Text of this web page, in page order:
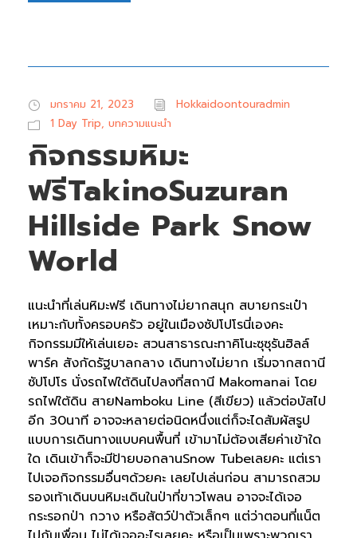
มกราคม 21, 2023
Hokkaidoontouradmin
1 Day Trip, บทความแนะนำ
กิจกรรมหิมะ
ฟรีTakinoSuzuran
Hillside Park Snow
World
แนะนำที่เล่นหิมะฟรี เดินทางไม่ยากสนุก สบายกระเป๋า
เหมาะกับทั้งครอบครัว อยู่ในเมืองซัปโปโรนี่เองคะ
กิจกรรมมีให้เล่นเยอะ สวนสาธารณะทาคิโนะซุซุรันฮิลล์
พาร์ค สังกัดรัฐบาลกลาง เดินทางไม่ยาก เริ่มจากสถานี
ซัปโปโร นั่งรถไฟใต้ดินไปลงที่สถานี Makomanai โดย
รถไฟใต้ดิน สายNamboku Line (สีเขียว) แล้วต่อบัสไป
อีก 30นาที อาจจะหลายต่อนิดหนึ่งแต่ก็จะไดสัมผัสรูป
แบบการเดินทางแบบคนพื้นที่ เข้ามาไม่ต้องเสียค่าเข้าใด
ใด เดินเข้าก็จะมีป้ายบอกลานSnow Tubeเลยคะ แต่เรา
ไปเจอกิจกรรมอื่นๆด้วยคะ เลยไปเล่นก่อน สามารถสวม
รองเท้าเดินบนหิมะเดินในป่าที่ขาวโพลน อาจจะได้เจอ
กระรอกป่า กวาง หรือสัตว์ป่าตัวเล็กๆ แต่ว่าตอนที่แน็ต